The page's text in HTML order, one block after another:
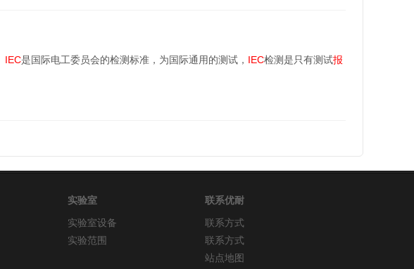
IEC是国际电工委员会的检测标准，为国际通用的测试， IEC检测是只有测试报
实验室
实验室设备
实验范围
联系优耐
联系方式
联系方式
站点地图